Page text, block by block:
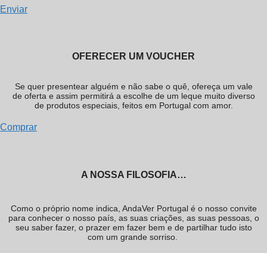
Enviar
OFERECER UM VOUCHER
Se quer presentear alguém e não sabe o quê, ofereça um vale
de oferta e assim permitirá a escolhe de um leque muito diverso
de produtos especiais, feitos em Portugal com amor.
Comprar
A NOSSA FILOSOFIA…
Como o próprio nome indica, AndaVer Portugal é o nosso convite
para conhecer o nosso país, as suas criações, as suas pessoas, o
seu saber fazer, o prazer em fazer bem e de partilhar tudo isto
com um grande sorriso.